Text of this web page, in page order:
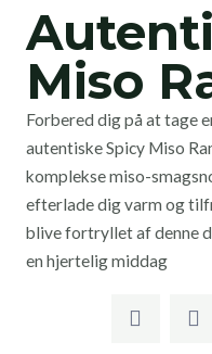
Miso
Forbered dig på at tage
autentiske Spicy Miso
komplekse miso-
efterlade dig varm og
blive fortryllet af denne
en hjertelig middag